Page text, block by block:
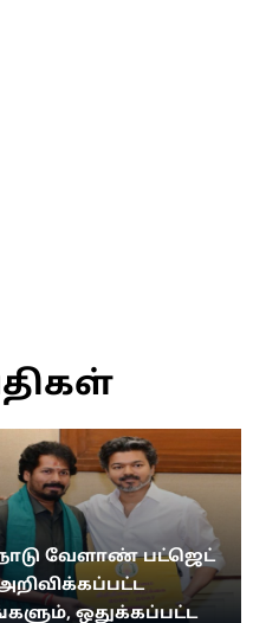
வேளாண் பட்ஜெட்
அறிவிக்கப்பட்ட
ஒதுக்கப்பட்ட